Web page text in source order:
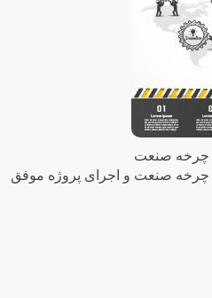
چرخه صنعت
چرخه صنعت و اجرای پروژه موفق